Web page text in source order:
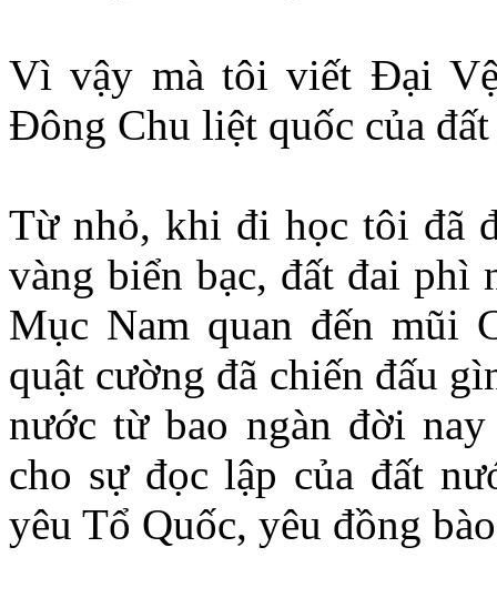
Vì vậy mà tôi viết Ðại
Ðông Chu liệt quốc của
Từ nhỏ, khi đi học tôi đã
vàng biển bạc, đất đai phì
Mục Nam quan đến mũi
quật cường đã chiến đấu
nước từ bao ngàn đời
cho sự đọc lập của đất
yêu Tổ Quốc, yêu đồng